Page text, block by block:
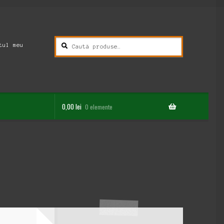
meu
Caută
după:
Caută
0,00lei 0 elemente